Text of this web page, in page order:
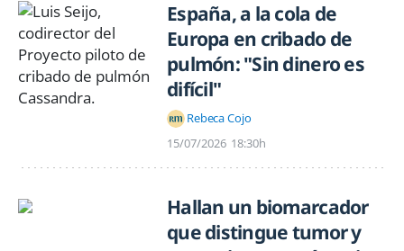
España, a la cola de
Europa en cribado de
pulmón: "Sin dinero es
difícil"
Rebeca Cojo
15/07/2026 18:30h
Hallan un biomarcador
que distingue tumor y